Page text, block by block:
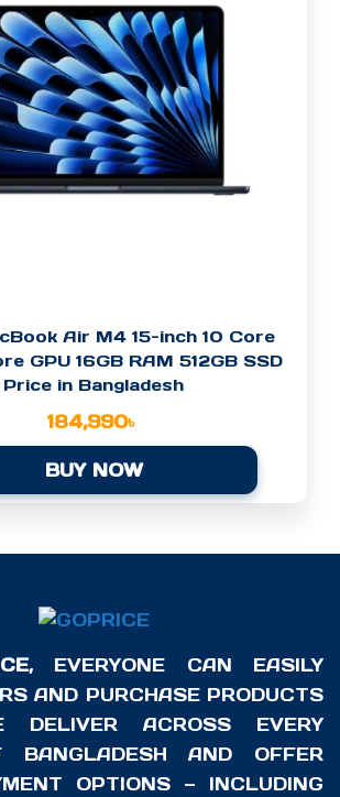
Air M4 15-inch 10 Core
GPU 16GB RAM 512GB SSD
Price in Bangladesh
184,990৳
BUY NOW
, EVERYONE CAN EASILY
AND PURCHASE PRODUCTS
DELIVER ACROSS EVERY
BANGLADESH AND OFFER
OPTIONS — INCLUDING